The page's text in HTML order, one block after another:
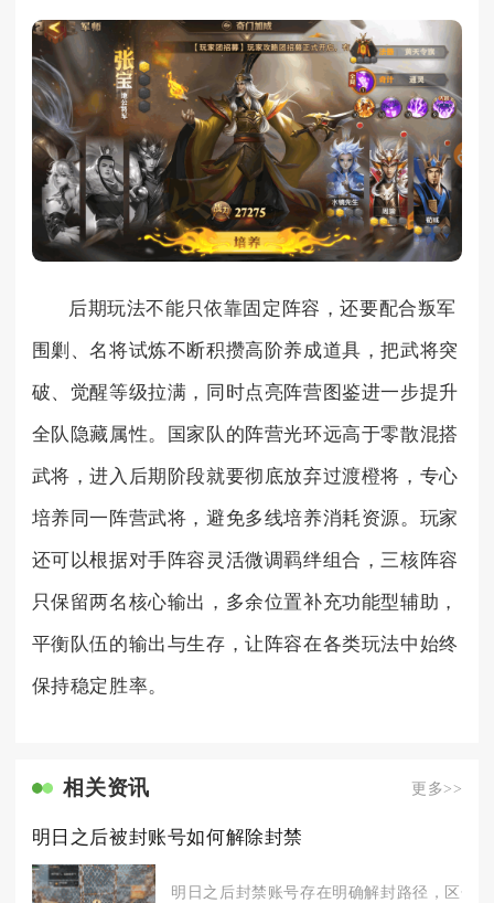
后期玩法不能只依靠固定阵容，还要配合叛军
围剿、名将试炼不断积攒高阶养成道具，把武将突
破、觉醒等级拉满，同时点亮阵营图鉴进一步提升
全队隐藏属性。国家队的阵营光环远高于零散混搭
武将，进入后期阶段就要彻底放弃过渡橙将，专心
培养同一阵营武将，避免多线培养消耗资源。玩家
还可以根据对手阵容灵活微调羁绊组合，三核阵容
只保留两名核心输出，多余位置补充功能型辅助，
平衡队伍的输出与生存，让阵容在各类玩法中始终
保持稳定胜率。
相关资讯 更多>>
明日之后被封账号如何解除封禁
明日之后封禁账号存在明确解封路径，区分